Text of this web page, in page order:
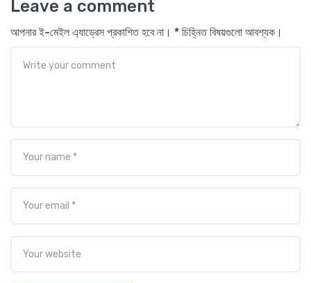
Leave a comment
আপনার ই-মেইল এ্যাড্রেস প্রকাশিত হবে না। * চিহ্নিত বিষয়গুলো আবশ্যক।